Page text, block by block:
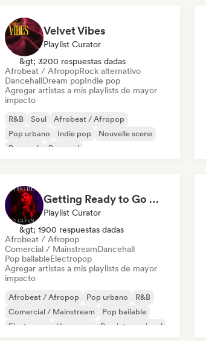
Velvet Vibes
Playlist Curator
&gt; 3200 respuestas dadas
Afrobeat / AfropopRock alternativo
DancehallDream popIndie pop
Agregar artistas a mis playlists de mayor
impacto
R&B Soul
Afrobeat / Afropop
Pop urbano
Indie pop
Nouvelle scene
Pop rock
Pop soul
Getting Ready to Go Out 🍒💋
Playlist Curator
&gt; 1900 respuestas dadas
Afrobeat / Afropop
Comercial / MainstreamDancehall
Pop bailableElectropop
Agregar artistas a mis playlists de mayor
impacto
Afrobeat / Afropop Pop urbano
R&B
Comercial / Mainstream
Pop bailable
Electropop
Hyperpop Pop internacional